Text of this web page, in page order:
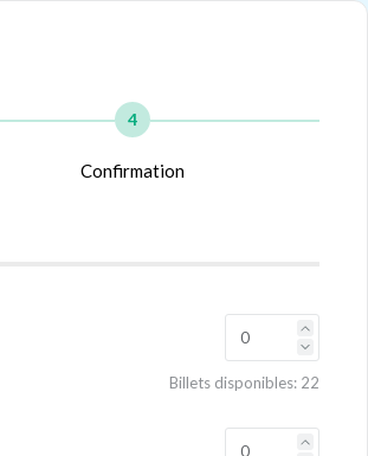
4
Confirmation
Billets disponibles: 22